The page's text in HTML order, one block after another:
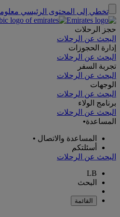
تخطي إلى المحتوى الرئيسي
حجز الرحلات
البحث عن الرحلات
إدارة الحجوزات
البحث عن الرحلات
تجربة السفر
البحث عن الرحلات
الوجهات
البحث عن الرحلات
برنامج الولاء
البحث عن الرحلات
المساعدة•
المساعدة والاتصال •
أسئلتكم
البحث عن الرحلات
LB
البحث
القائمة